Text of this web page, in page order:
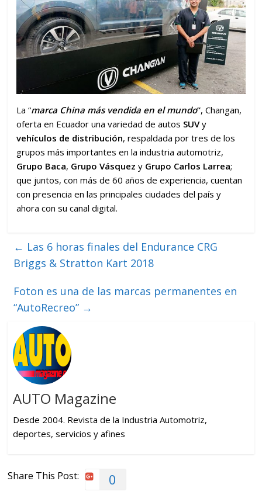
La “marca China más vendida en el mundo”, Changan,
oferta en Ecuador una variedad de autos SUVy
vehículos de distribución, respaldada por tres de los
grupos más importantes en la industria automotriz,
Grupo Baca, Grupo Vásquezy Grupo Carlos Larrea;
que juntos, con más de 60 años de experiencia, cuentan
con presencia en las principales ciudades del país y
ahora con su canal digital.
← Las 6 horas finales del Endurance CRG
Briggs & Stratton Kart 2018
Foton es una de las marcas permanentes en
“AutoRecreo” →
AUTO Magazine
Desde 2004. Revista de la Industria Automotriz,
deportes, servicios y afines
Share This Post: 0